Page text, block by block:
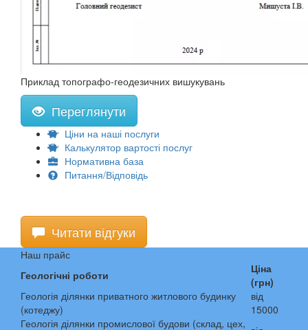
Приклад топографо-геодезичних вишукувань
Переглянути
Ціни на наші послуги
Калькулятор вартості послуг
Нормативна база
Питання/Відповідь
Читати відгуки
Наш прайс
Геологічні роботи
Ціна
(грн)
Геологія ділянки приватного житлового будинку
(котеджу)
від
15000
Геологія ділянки промислової будови (склад, цех,